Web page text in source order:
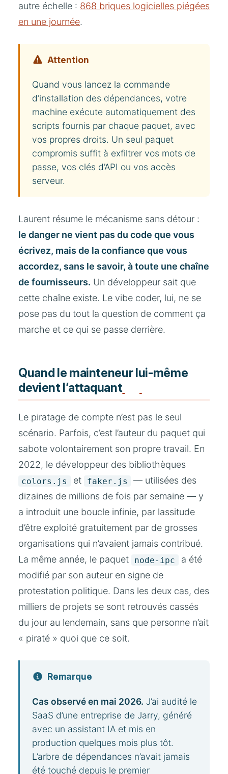
autre échelle : 868 briques logicielles piégées
en une journée.
Attention
Quand vous lancez la commande
d’installation des dépendances, votre
machine exécute automatiquement des
scripts fournis par chaque paquet, avec
vos propres droits. Un seul paquet
compromis suffit à exfiltrer vos mots de
passe, vos clés d’API ou vos accès
serveur.
Laurent résume le mécanisme sans détour :
le danger ne vient pas du code que vous
écrivez, mais de la confiance que vous
accordez, sans le savoir, à toute une chaîne
de fournisseurs. Un développeur sait que
cette chaîne existe. Le vibe coder, lui, ne se
pose pas du tout la question de comment ça
marche et ce qui se passe derrière.
Quand le mainteneur lui-même
devient l’attaquant
Le piratage de compte n’est pas le seul
scénario. Parfois, c’est l’auteur du paquet qui
sabote volontairement son propre travail. En
2022, le développeur des bibliothèques
colors.js et faker.js
— utilisées des
dizaines de millions de fois par semaine — y
a introduit une boucle infinie, par lassitude
d’être exploité gratuitement par de grosses
organisations qui n’avaient jamais contribué.
La même année, le paquet
node-ipc
a été
modifié par son auteur en signe de
protestation politique. Dans les deux cas, des
milliers de projets se sont retrouvés cassés
du jour au lendemain, sans que personne n’ait
« piraté » quoi que ce soit.
Remarque
Cas observé en mai 2026. J’ai audité le
SaaS d’une entreprise de Jarry, généré
avec un assistant IA et mis en
production quelques mois plus tôt.
L’arbre de dépendances n’avait jamais
été touché depuis le premier